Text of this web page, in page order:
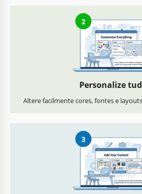
2
Personalize
Altere facilmente cores, fontes e
3